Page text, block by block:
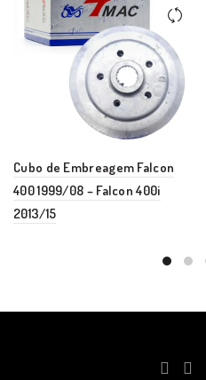
Cubo de Embreagem Falcon
400 1999/08 – Falcon 400i
2013/15